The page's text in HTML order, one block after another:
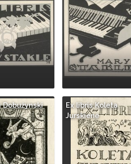
Dobużynski
Ex libris Koleta
Jurskienė